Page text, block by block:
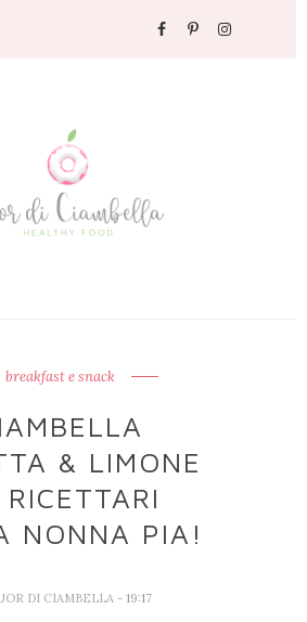
breakfast e snack
& LIMONE
NONNA PIA!
DI CIAMBELLA - 19:17